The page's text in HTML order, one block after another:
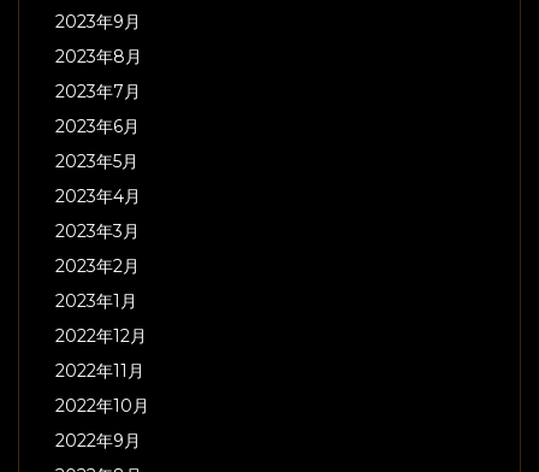
2023年9月
2023年8月
2023年7月
2023年6月
2023年5月
2023年4月
2023年3月
2023年2月
2023年1月
2022年12月
2022年11月
2022年10月
2022年9月